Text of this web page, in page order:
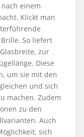
einem
Klickt man
So liefert
zur
Diese
um sie mit den
und sich
machen. Zudem
zu den
Auch
sich